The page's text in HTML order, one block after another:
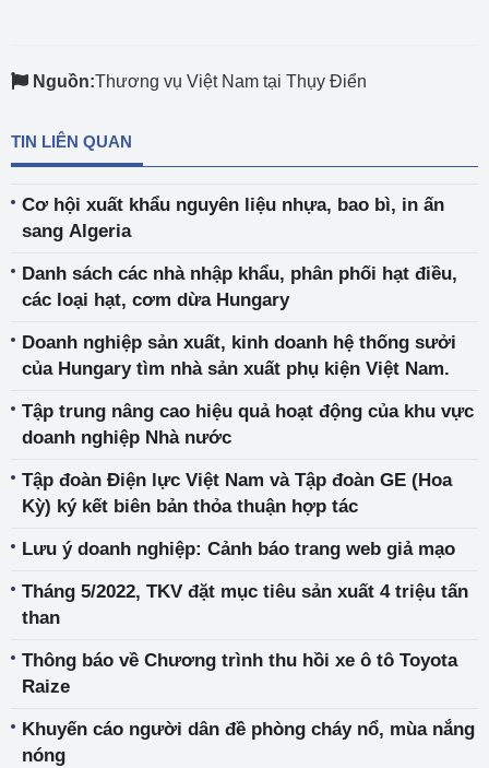
Nguồn:Thương vụ Việt Nam tại Thụy Điển
TIN LIÊN QUAN
Cơ hội xuất khẩu nguyên liệu nhựa, bao bì, in ấn
sang Algeria
Danh sách các nhà nhập khẩu, phân phối hạt điều,
các loại hạt, cơm dừa Hungary
Doanh nghiệp sản xuất, kinh doanh hệ thống sưởi
của Hungary tìm nhà sản xuất phụ kiện Việt Nam.
Tập trung nâng cao hiệu quả hoạt động của khu vực
doanh nghiệp Nhà nước
Tập đoàn Điện lực Việt Nam và Tập đoàn GE (Hoa
Kỳ) ký kết biên bản thỏa thuận hợp tác
Lưu ý doanh nghiệp: Cảnh báo trang web giả mạo
Tháng 5/2022, TKV đặt mục tiêu sản xuất 4 triệu tấn
than
Thông báo về Chương trình thu hồi xe ô tô Toyota
Raize
Khuyến cáo người dân đề phòng cháy nổ, mùa nắng
nóng